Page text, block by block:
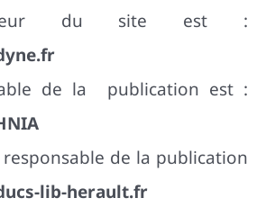
du site est :
de la publication est :
de la publication
lib-herault.fr